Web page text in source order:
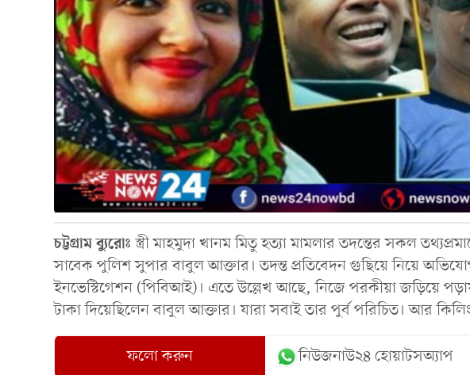
চট্টগ্রামব্যুরোঃ স্ত্রী মাহমুদা খানম মিতু হত্যা মামলার তদন্তের সকল
সাবেক পুলিশ সুপার বাবুল আক্তার। তদন্ত প্রতিবেদন গুছিয়ে নিয়ে
ইনভেস্টিগেশন (পিবিআই)। এতে উল্লেখ আছে, নিজে পরকীয়া জড়িয়ে
টাকা দিয়েছিলেন বাবুল আক্তার। যারা সবাই তার পুর্ব পরিচিত। আর
ফলো করুন নিউজনাউ২৪ হোয়াটসঅ্যাপ